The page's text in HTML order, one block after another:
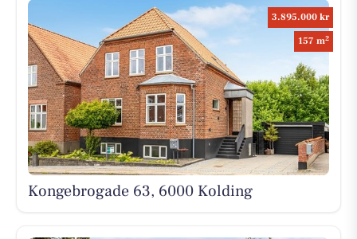
3.895.000 kr
157 m2
Kongebrogade 63, 6000 Kolding